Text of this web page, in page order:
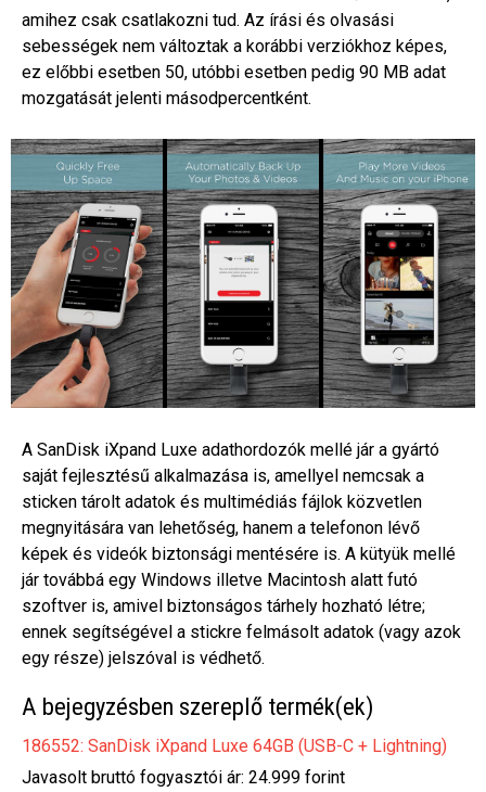
amihez csak csatlakozni tud. Az írási és olvasási
sebességek nem változtak a korábbi verziókhoz képes,
ez előbbi esetben 50, utóbbi esetben pedig 90 MB adat
mozgatását jelenti másodpercentként.
A SanDisk iXpand Luxe adathordozók mellé jár a gyártó
saját fejlesztésű alkalmazása is, amellyel nemcsak a
sticken tárolt adatok és multimédiás fájlok közvetlen
megnyitására van lehetőség, hanem a telefonon lévő
képek és videók biztonsági mentésére is. A kütyük mellé
jár továbbá egy Windows illetve Macintosh alatt futó
szoftver is, amivel biztonságos tárhely hozható létre;
ennek segítségével a stickre felmásolt adatok (vagy azok
egy része) jelszóval is védhető.
A bejegyzésben szereplő termék(ek)
186552: SanDisk iXpand Luxe 64GB (USB-C + Lightning)
Javasolt bruttó fogyasztói ár: 24.999 forint